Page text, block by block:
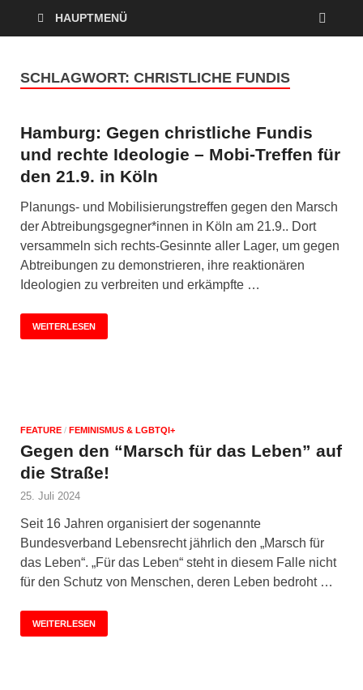
HAUPTMENÜ
SCHLAGWORT: CHRISTLICHE FUNDIS
Hamburg: Gegen christliche Fundis
und rechte Ideologie – Mobi-Treffen für
den 21.9. in Köln
Planungs- und Mobilisierungstreffen gegen den Marsch
der Abtreibungsgegner*innen in Köln am 21.9.. Dort
versammeln sich rechts-Gesinnte aller Lager, um gegen
Abtreibungen zu demonstrieren, ihre reaktionären
Ideologien zu verbreiten und erkämpfte …
WEITERLESEN
FEATURE / FEMINISMUS & LGBTQI+
Gegen den “Marsch für das Leben” auf
die Straße!
25. Juli 2024
Seit 16 Jahren organisiert der sogenannte
Bundesverband Lebensrecht jährlich den „Marsch für
das Leben“. „Für das Leben“ steht in diesem Falle nicht
für den Schutz von Menschen, deren Leben bedroht …
WEITERLESEN